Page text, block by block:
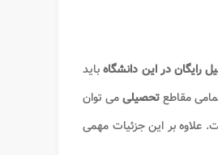
رایگان در این دانشگاهباید
مقاطعتحصیلیمی توان
علاوه بر این جزئیات مهمی